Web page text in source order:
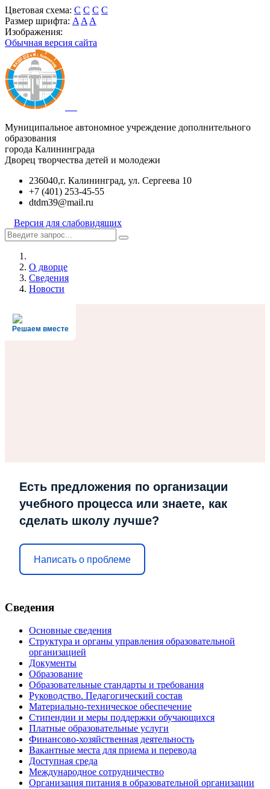
Цветовая схема: C C C C
Размер шрифта: A A A
Изображения:
Обычная версия сайта
Муниципальное автономное учреждение дополнительного
образования
города Калининграда
Дворец творчества детей и молодежи
236040,г. Калининград, ул. Сергеева 10
+7 (401) 253-45-55
dtdm39@mail.ru
Версия для слабовидящих
О дворце
Сведения
Новости
Решаем вместе
Есть предложения по организации
учебного процесса или знаете, как
сделать школу лучше?
Написать о проблеме
Сведения
Основные сведения
Структура и органы управления образовательной
организацией
Документы
Образование
Образовательные стандарты и требования
Руководство. Педагогический состав
Материально-техническое обеспечение
Стипендии и меры поддержки обучающихся
Платные образовательные услуги
Финансово-хозяйственная деятельность
Вакантные места для приема и перевода
Доступная среда
Международное сотрудничество
Организация питания в образовательной организации